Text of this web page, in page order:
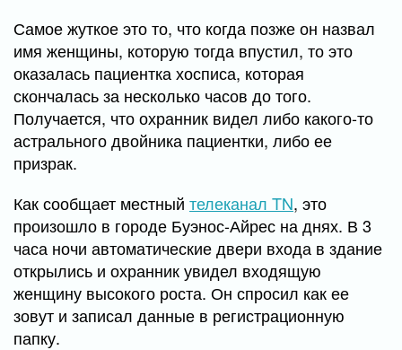
Самое жуткое это то, что когда позже он назвал
имя женщины, которую тогда впустил, то это
оказалась пациентка хосписа, которая
скончалась за несколько часов до того.
Получается, что охранник видел либо какого-то
астрального двойника пациентки, либо ее
призрак.
Как сообщает местный телеканал TN, это
произошло в городе Буэнос-Айрес на днях. В 3
часа ночи автоматические двери входа в здание
открылись и охранник увидел входящую
женщину высокого роста. Он спросил как ее
зовут и записал данные в регистрационную
папку.